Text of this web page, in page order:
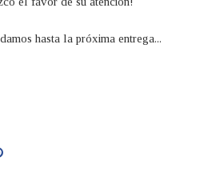
hasta la próxima entrega...